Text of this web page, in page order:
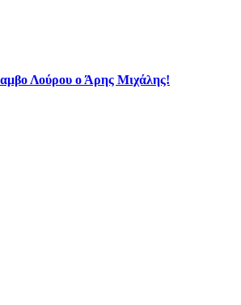
Λούρου ο Άρης Μιχάλης!